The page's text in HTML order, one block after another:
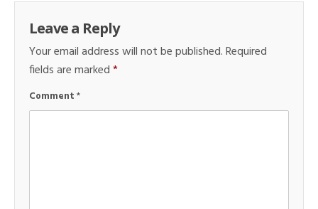
Leave a Reply
Your email address will not be published.Required
fields are marked*
Comment*